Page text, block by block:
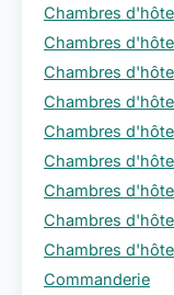
Chambres
Chambres
Chambres
Chambres
Chambres
Chambres
Chambres
Chambres
Chambres
Commanderie